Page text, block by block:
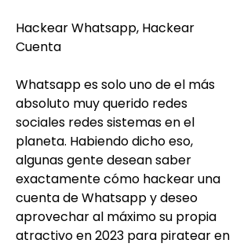
Hackear Whatsapp, Hackear
Cuenta
Whatsapp es solo uno de el más
absoluto muy querido redes
sociales redes sistemas en el
planeta. Habiendo dicho eso,
algunas gente desean saber
exactamente cómo hackear una
cuenta de Whatsapp y deseo
aprovechar al máximo su propia
atractivo en 2023 para piratear en